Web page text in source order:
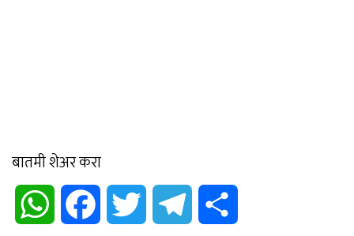
बातमी शेअर करा
WhatsApp Facebook Twitter Telegram